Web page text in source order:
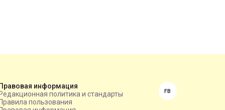
информация
политика и стандарты
пользования
FB